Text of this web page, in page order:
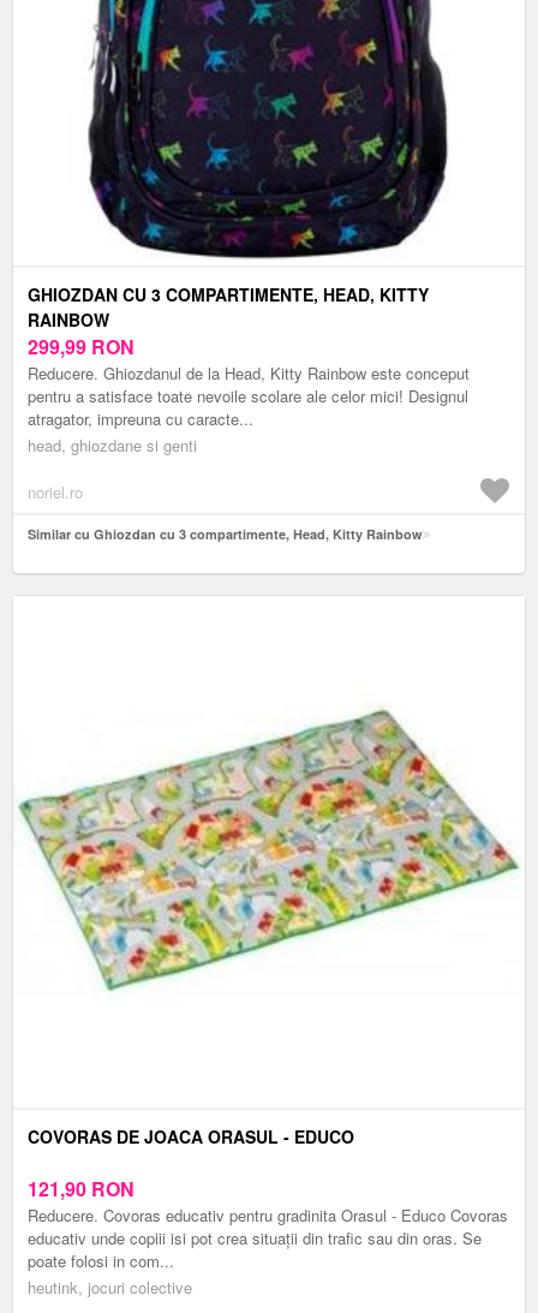
GHIOZDAN CU 3 COMPARTIMENTE, HEAD, KITTY
RAINBOW
299,99 RON
Reducere. Ghiozdanul de la Head, Kitty Rainbow este conceput
pentru a satisface toate nevoile scolare ale celor mici! Designul
atragator, impreuna cu caracte...
head, ghiozdane si genti
noriel.ro
Similar cu Ghiozdan cu 3 compartimente, Head, Kitty Rainbow
COVORAS DE JOACA ORASUL - EDUCO
121,90 RON
Reducere. Covoras educativ pentru gradinita Orasul - Educo Covoras
educativ unde copiii isi pot crea situații din trafic sau din oras. Se
poate folosi in com...
heutink, jocuri colective